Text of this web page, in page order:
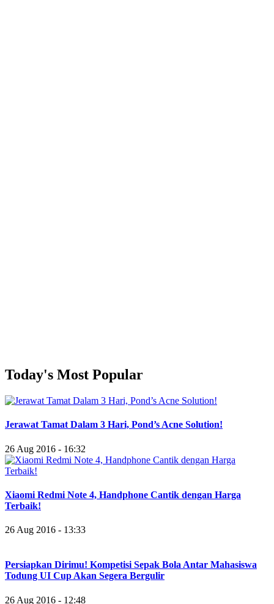
Today's Most Popular
Jerawat Tamat Dalam 3 Hari, Pond’s Acne Solution!
26 Aug 2016 - 16:32
Xiaomi Redmi Note 4, Handphone Cantik dengan Harga
Terbaik!
26 Aug 2016 - 13:33
Persiapkan Dirimu! Kompetisi Sepak Bola Antar Mahasiswa
Todung UI Cup Akan Segera Bergulir
26 Aug 2016 - 12:48